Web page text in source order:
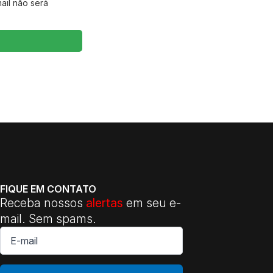
não será
FIQUE EM CONTATO
Receba nossos alertas em seu e-
mail. Sem spams.
E-
mail
*